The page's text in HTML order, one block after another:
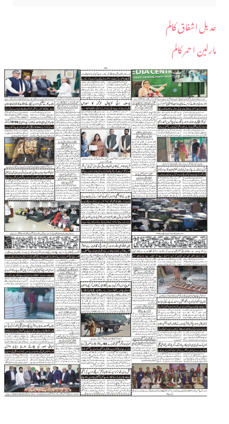
عدیل اشفاق کالم
مارلین ا حمر کالم